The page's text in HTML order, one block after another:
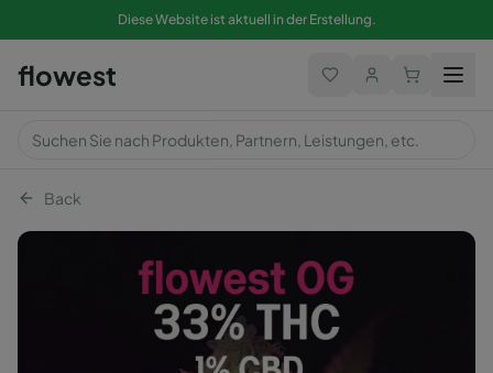
Diese Website ist aktuell in der Erstellung.
flowest
Back